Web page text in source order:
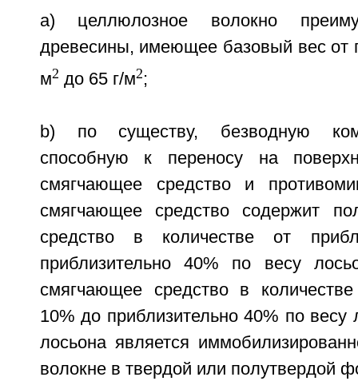
a) целлюлозное волокно
древесины, имеющее базовый вес от
м2 до 65 г/м2;
b) по существу, безводную
способную к переносу на
смягчающее средство и
смягчающее средство содержит
средство в количестве от
приблизительно 40% по весу
смягчающее средство в
10% до приблизительно 40% по весу
лосьона является
волокне в твердой или полутвердой